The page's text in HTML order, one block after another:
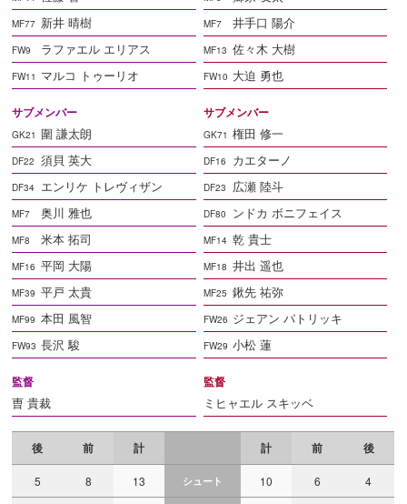
MF77 新井 晴樹
FW9 ラファエル エリアス
FW11 マルコ トゥーリオ
サブメンバー
GK21 圍 謙太朗
DF22 須貝 英大
DF34 エンリケ トレヴィザン
MF7 奥川 雅也
MF8 米本 拓司
MF16 平岡 大陽
MF39 平戸 太貴
MF99 本田 風智
FW93 長沢 駿
監督
曺 貴裁
MF7 井手口 陽介
MF13 佐々木 大樹
FW10 大迫 勇也
サブメンバー
GK71 権田 修一
DF16 カエターノ
DF23 広瀬 陸斗
DF80 ンドカ ボニフェイス
MF14 乾 貴士
MF18 井出 遥也
MF25 鍬先 祐弥
FW26 ジェアン パトリッキ
FW29 小松 蓮
監督
ミヒャエル スキッベ
後 前 計 計 前 後
5 8 13 シュート 10 6 4